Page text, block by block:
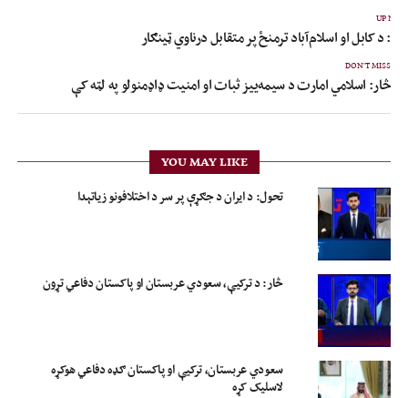
UP
د کابل او اسلام‌آباد ترمنځ پر متقابل درناوي ټینګار
DON'T MISS
څار: اسلامي امارت د سیمه‌ییز ثبات او امنیت ډاډمنولو په لټه کې
YOU MAY LIKE
تحول: د ایران د جګړې پر سر د اختلافونو زیاتېدا
څار: د ترکیې، سعودي عربستان او پاکستان دفاعي تړون
سعودي عربستان، ترکیې او پاکستان ګډه دفاعي هوکړه
لاسلیک کړه